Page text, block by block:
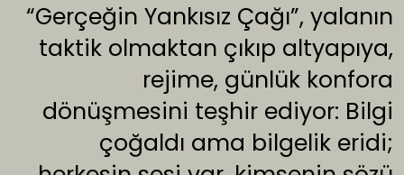
“Gerçeğin Yankısız Çağı”, yalanın
taktik olmaktan çıkıp altyapıya,
rejime, günlük konfora
dönüşmesini teşhir ediyor: Bilgi
çoğaldı ama bilgelik eridi;